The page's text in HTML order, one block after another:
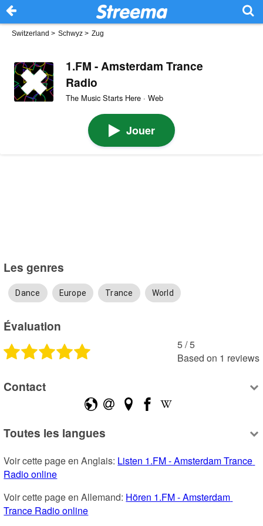
Switzerland > Schwyz > Zug
1.FM - Amsterdam Trance
Radio
The Music Starts Here · Web
Jouer
Les genres
Dance Europe Trance World
Évaluation
5 /5
Based on 1 reviews
Contact
Toutes les langues
Voir cette page en Anglais: Listen 1.FM - Amsterdam Trance
Radio online
Voir cette page en Allemand: Hören 1.FM - Amsterdam
Trance Radio online